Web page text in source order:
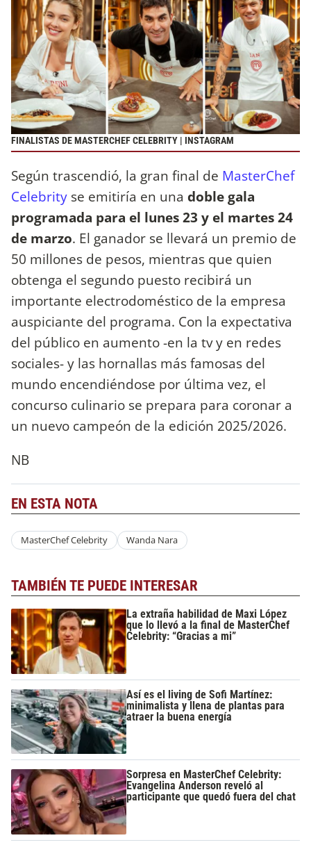
FINALISTAS DE MASTERCHEF CELEBRITY | INSTAGRAM
Según trascendió, la gran final de MasterChef
Celebrity se emitiría en una doble gala
programada para el lunes 23 y el martes 24
de marzo. El ganador se llevará un premio de
50 millones de pesos, mientras que quien
obtenga el segundo puesto recibirá un
importante electrodoméstico de la empresa
auspiciante del programa. Con la expectativa
del público en aumento -en la tv y en redes
sociales- y las hornallas más famosas del
mundo encendiéndose por última vez, el
concurso culinario se prepara para coronar a
un nuevo campeón de la edición 2025/2026.
NB
EN ESTA NOTA
MasterChef Celebrity Wanda Nara
TAMBIÉN TE PUEDE INTERESAR
La extraña habilidad de Maxi López
que lo llevó a la final de MasterChef
Celebrity: “Gracias a mi”
Así es el living de Sofi Martínez:
minimalista y llena de plantas para
atraer la buena energía
Sorpresa en MasterChef Celebrity:
Evangelina Anderson reveló al
participante que quedó fuera del chat